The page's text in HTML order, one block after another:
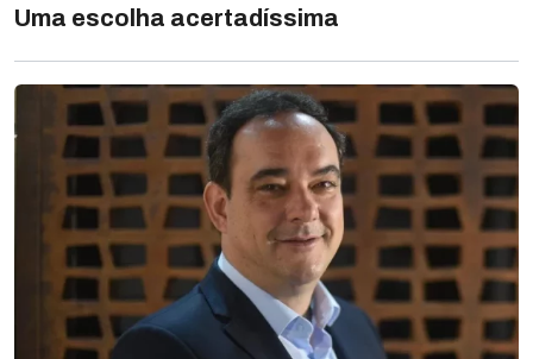
Uma escolha acertadíssima